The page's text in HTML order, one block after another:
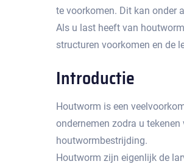
te voorkomen.​ Dit kan onder
Als u last heeft van
structuren voorkomen en de
Introductie
Houtworm is een
ondernemen zodra u
houtwormbestrijding.​
Houtworm zijn eigenlijk de